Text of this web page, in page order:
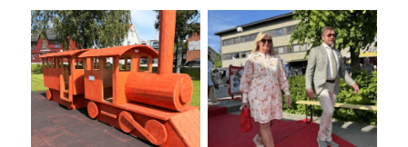
Hadelandskort
Våre aviser
Butikker/bedrifter
Årsberetning 2025